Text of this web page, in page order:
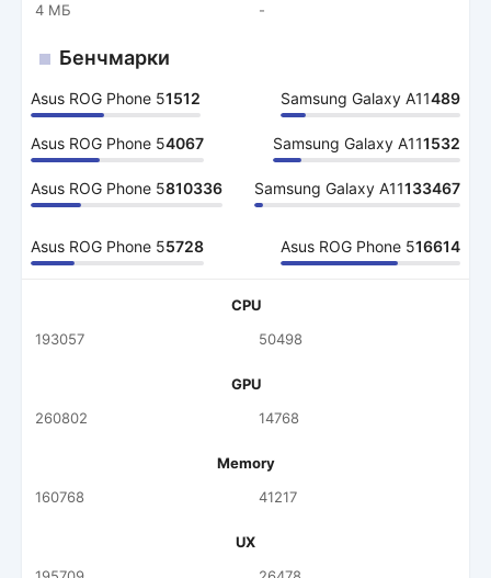
4 МБ
-
Бенчмарки
Asus ROG Phone 51512 Samsung Galaxy A11489
Asus ROG Phone 54067 Samsung Galaxy A111532
Asus ROG Phone 5810336 Samsung Galaxy A11133467
Asus ROG Phone 55728 Asus ROG Phone 516614
CPU
193057
50498
GPU
260802
14768
Memory
160768
41217
UX